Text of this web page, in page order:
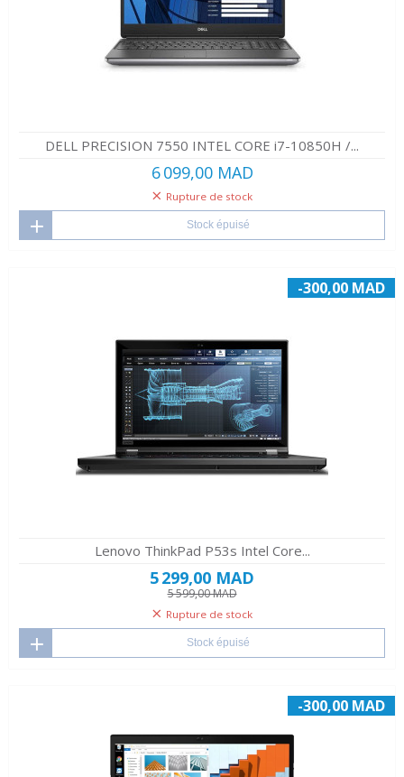
DELL PRECISION 7550 INTEL CORE i7-10850H /...
6 099,00 MAD
Rupture de stock
Stock épuisé
-300,00 MAD
Lenovo ThinkPad P53s Intel Core...
5 299,00 MAD
5 599,00 MAD
Rupture de stock
Stock épuisé
-300,00 MAD